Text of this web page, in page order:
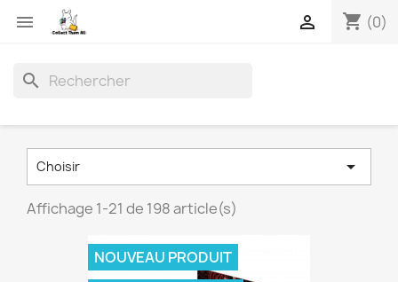
 shopping_cart (0)

search
Choisir 
Affichage 1-21 de 198 article(s)
NOUVEAU PRODUIT